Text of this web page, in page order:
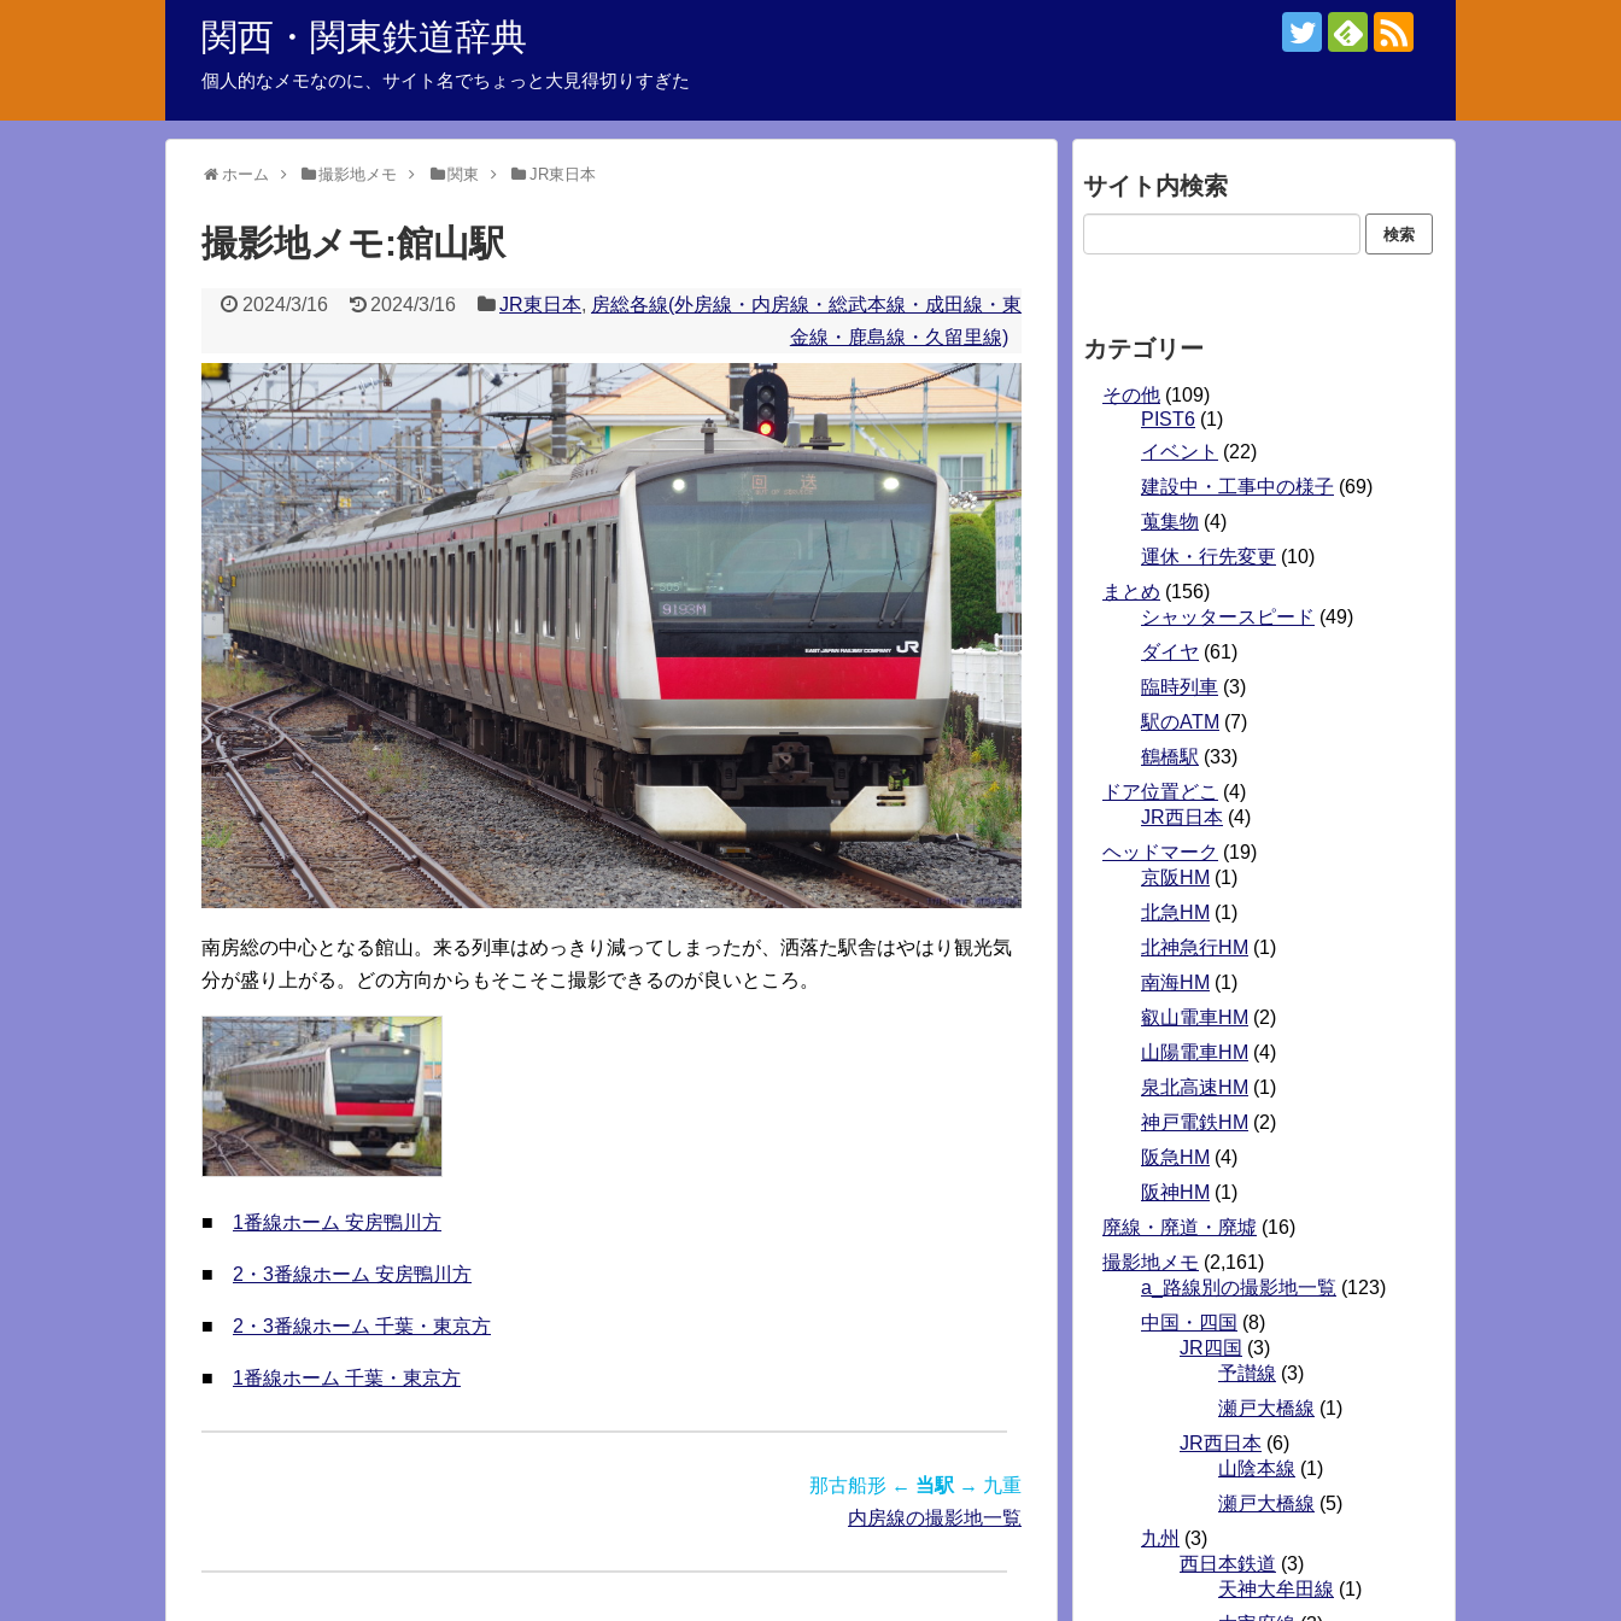
関西・関東鉄道辞典
個人的なメモなのに、サイト名でちょっと大見得切りすぎた
ホーム 撮影地メモ 関東 JR東日本
撮影地メモ:館山駅
2024/3/16 2024/3/16 JR東日本, 房総各線(外房線・内房線・総武本線・成田線・東
金線・鹿島線・久留里線)
南房総の中心となる館山。来る列車はめっきり減ってしまったが、洒落た駅舎はやはり観光気
分が盛り上がる。どの方向からもそこそこ撮影できるのが良いところ。
■ 1番線ホーム 安房鴨川方
■ 2・3番線ホーム 安房鴨川方
■ 2・3番線ホーム 千葉・東京方
■ 1番線ホーム 千葉・東京方
那古船形 ← 当駅 → 九重
内房線の撮影地一覧
サイト内検索
カテゴリー
その他 (109)
PIST6 (1)
イベント (22)
建設中・工事中の様子 (69)
蒐集物 (4)
運休・行先変更 (10)
まとめ (156)
シャッタースピード (49)
ダイヤ (61)
臨時列車 (3)
駅のATM (7)
鶴橋駅 (33)
ドア位置どこ (4)
JR西日本 (4)
ヘッドマーク (19)
京阪HM (1)
北急HM (1)
北神急行HM (1)
南海HM (1)
叡山電車HM (2)
山陽電車HM (4)
泉北高速HM (1)
神戸電鉄HM (2)
阪急HM (4)
阪神HM (1)
廃線・廃道・廃墟 (16)
撮影地メモ (2,161)
a_路線別の撮影地一覧 (123)
中国・四国 (8)
JR四国 (3)
予讃線 (3)
瀬戸大橋線 (1)
JR西日本 (6)
山陰本線 (1)
瀬戸大橋線 (5)
九州 (3)
西日本鉄道 (3)
天神大牟田線 (1)